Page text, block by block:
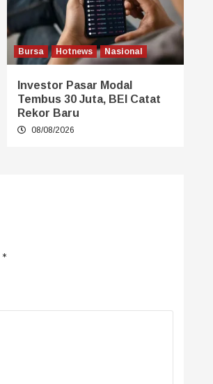
Bursa Hotnews Nasional
Investor Pasar Modal
Tembus 30 Juta, BEI Catat
Rekor Baru
08/08/2026
*